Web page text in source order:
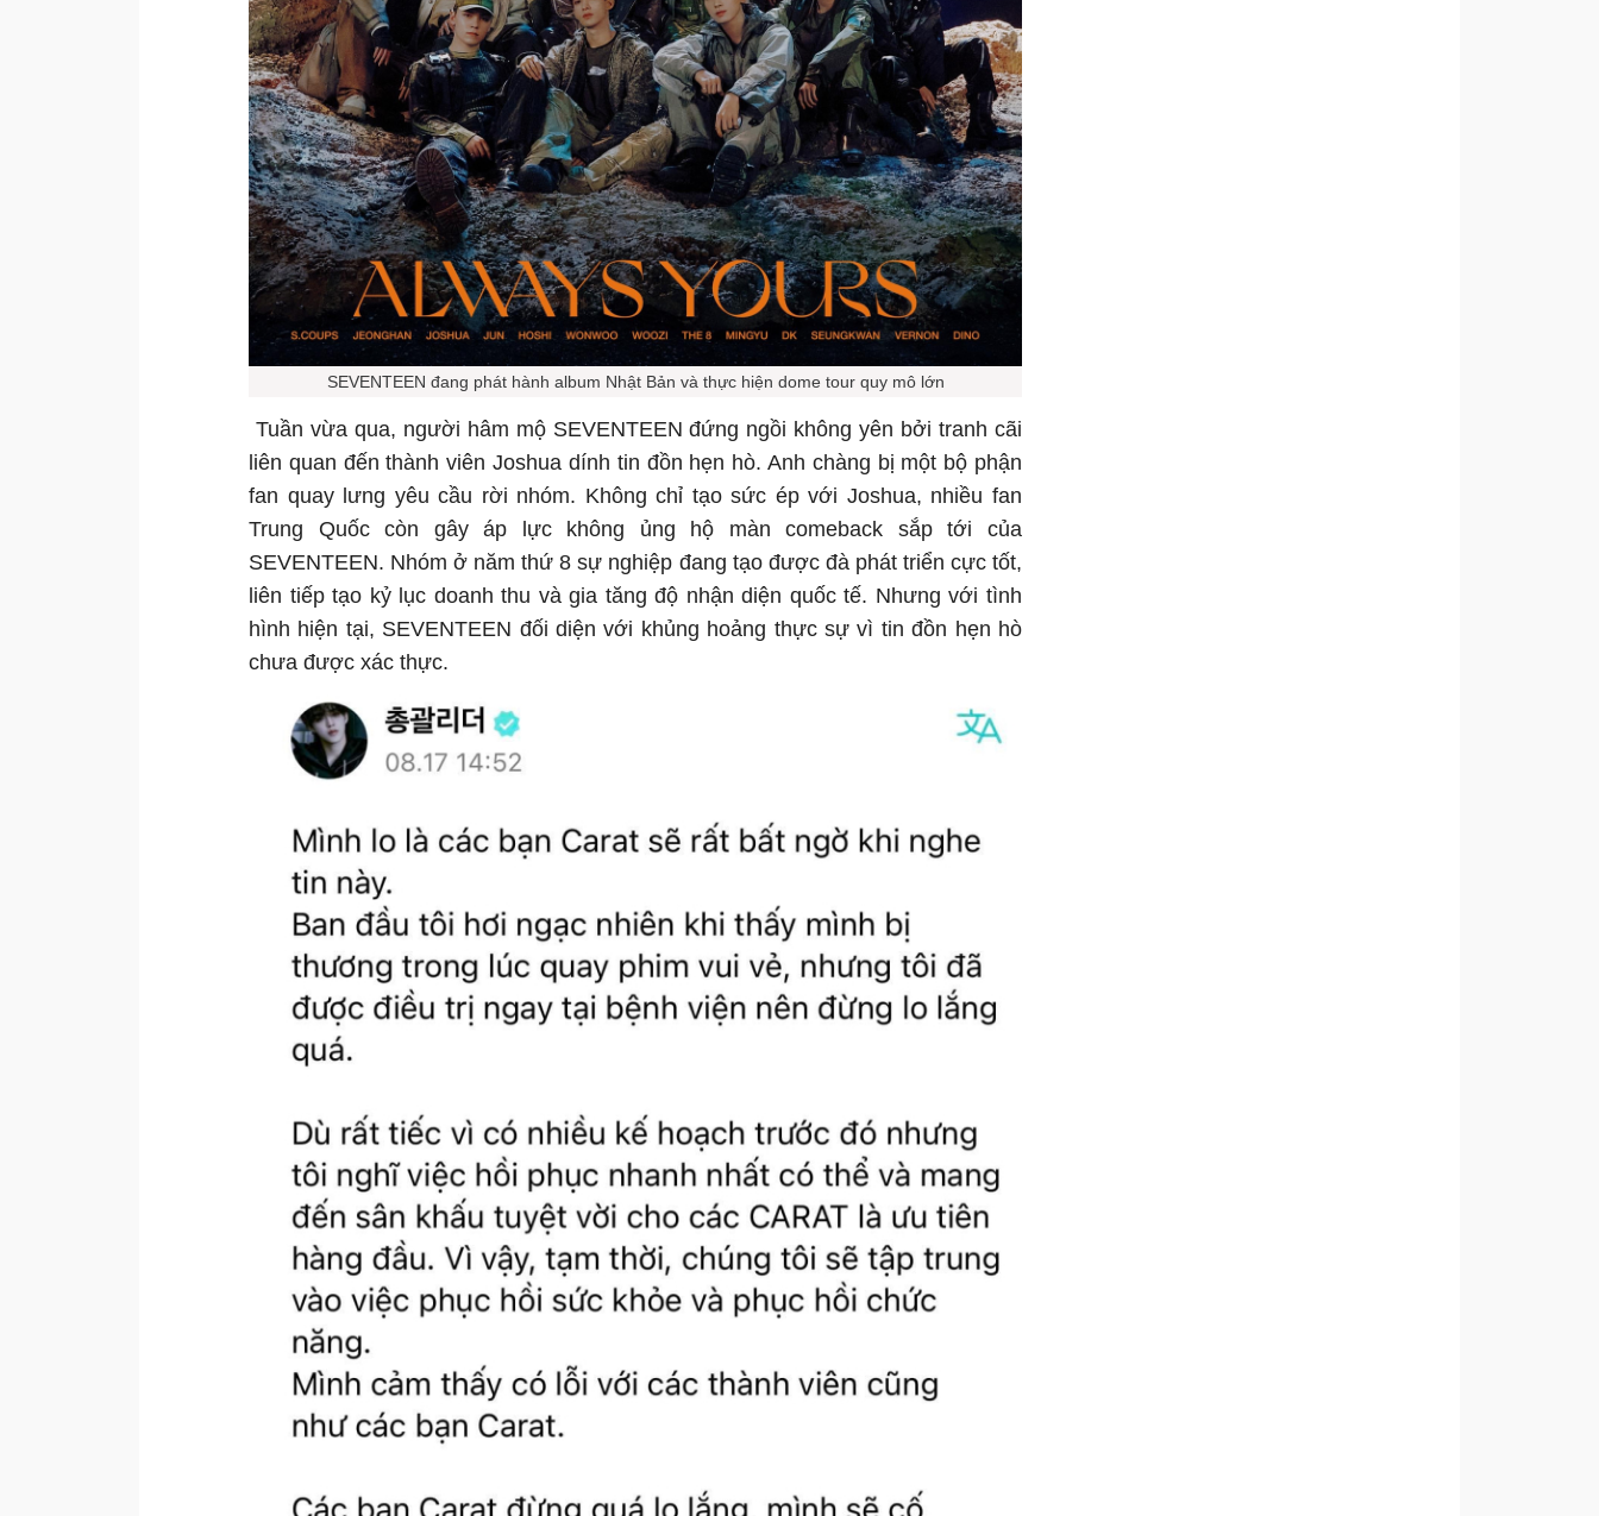
SEVENTEEN đang phát hành album Nhật Bản và thực hiện dome tour quy mô lớn
Tuần vừa qua, người hâm mộ SEVENTEEN đứng ngồi không yên bởi tranh cãi
liên quan đến thành viên Joshua dính tin đồn hẹn hò. Anh chàng bị một bộ phận
fan quay lưng yêu cầu rời nhóm. Không chỉ tạo sức ép với Joshua, nhiều fan
Trung Quốc còn gây áp lực không ủng hộ màn comeback sắp tới của
SEVENTEEN. Nhóm ở năm thứ 8 sự nghiệp đang tạo được đà phát triển cực tốt,
liên tiếp tạo kỷ lục doanh thu và gia tăng độ nhận diện quốc tế. Nhưng với tình
hình hiện tại, SEVENTEEN đối diện với khủng hoảng thực sự vì tin đồn hẹn hò
chưa được xác thực.